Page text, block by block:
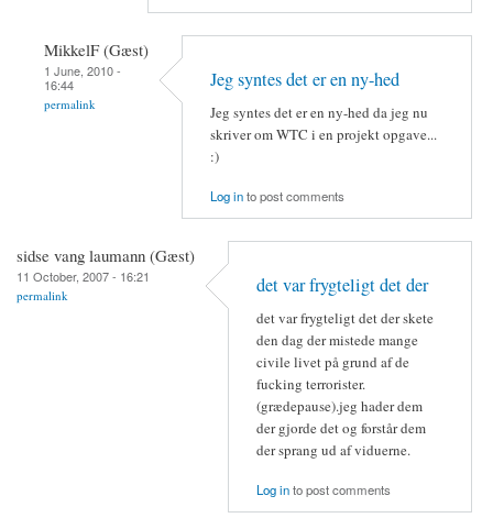
MikkelF (Gæst)
1 June, 2010 -
16:44
permalink
Jeg syntes det er en ny-hed
Jeg syntes det er en ny-hed da jeg nu
skriver om WTC i en projekt opgave...
:)
Log into post comments
sidse vang laumann (Gæst)
11 October, 2007 - 16:21
permalink det var frygteligt det der
det var frygteligt det der skete
den dag der mistede mange
civile livet på grund af de
fucking terrorister.
(grædepause).jeg hader dem
der gjorde det og forstår dem
der sprang ud af viduerne.
Log into post comments